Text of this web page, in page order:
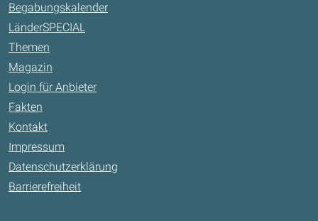
Begabungskalender
LänderSPECIAL
Themen
Magazin
Login für Anbieter
Fakten
Kontakt
Impressum
Datenschutzerklärung
Barrierefreiheit